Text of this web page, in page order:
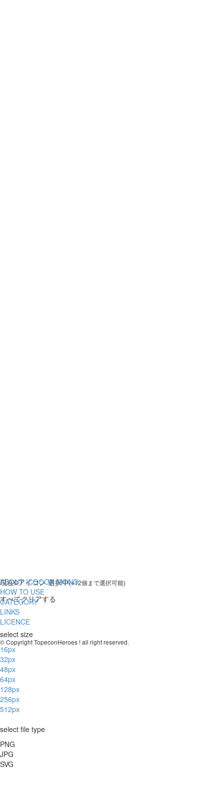
現在0アイコン 選択中(※12個まで選択可能)
すべてクリアする
select size
16px
32px
48px
64px
128px
256px
512px
select file type
PNG
JPG
SVG
ABOUT ICOOON MONO
HOW TO USE
CATEGORY
LINKS
LICENCE
© Copyright TopeconHeroes ! all right reserved.